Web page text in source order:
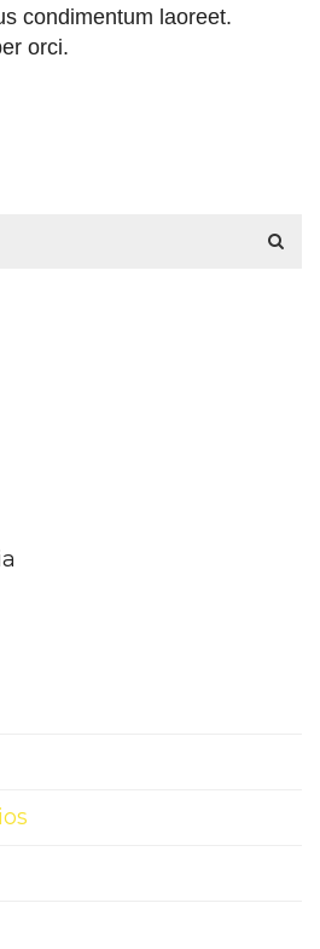
condimentum laoreet.
orci.